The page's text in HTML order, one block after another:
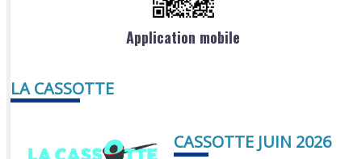
Application mobile
LA CASSOTTE
CASSOTTE JUIN 2026